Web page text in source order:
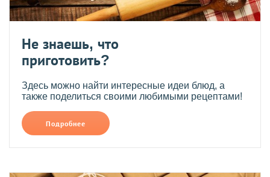
Не знаешь, что
приготовить?
Здесь можно найти интересные идеи блюд, а
также поделиться своими любимыми рецептами!
Подробнее